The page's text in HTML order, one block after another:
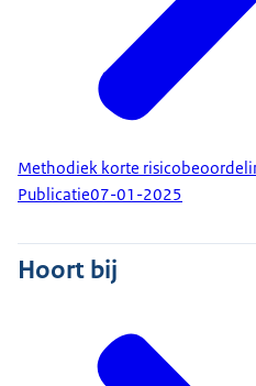
Methodiek korte
Publicatie07-01-2025
Hoort bij